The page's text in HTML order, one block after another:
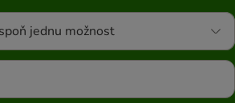
jednu možnost